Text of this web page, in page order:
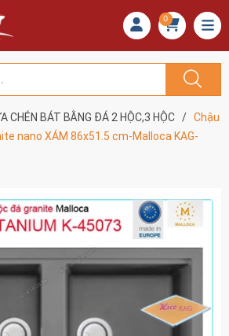
0
CHÉN BÁT BẰNG ĐÁ 2 HỘC,3 HỘC / Chậu
nano XÁM 86x51.5 cm-Malloca KAG-